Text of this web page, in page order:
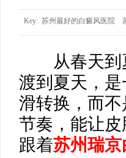
Key: 苏州最好的白癜风医院
从春天到夏
渡到夏天，
滑转换，而
节奏，能让
跟着苏州瑞